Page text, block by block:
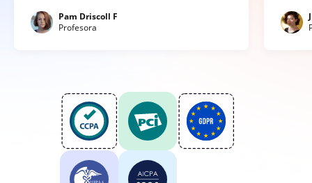
Pam Driscoll F
Profesora